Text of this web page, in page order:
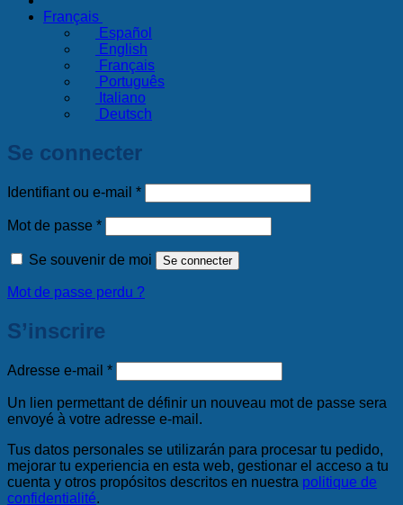
Français
Español
English
Français
Português
Italiano
Deutsch
Se connecter
Identifiant ou e-mail *Obligatoire
Mot de passe *Obligatoire
Se souvenir de moi Se connecter
Mot de passe perdu ?
S’inscrire
Adresse e-mail *Obligatoire
Un lien permettant de définir un nouveau mot de passe sera
envoyé à votre adresse e-mail.
Tus datos personales se utilizarán para procesar tu pedido,
mejorar tu experiencia en esta web, gestionar el acceso a tu
cuenta y otros propósitos descritos en nuestra politique de
confidentialité.